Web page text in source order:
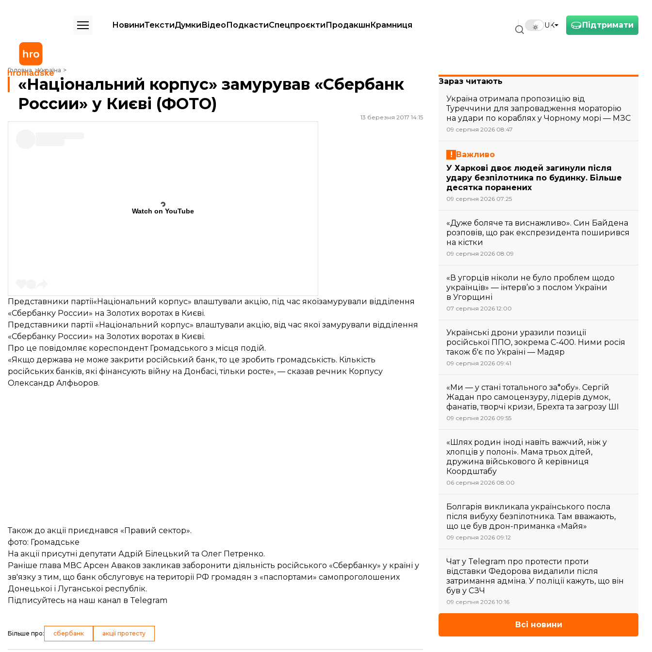
Підтримати
UK
НовиниТекстиДумкиВідеоПодкастиСпецпроєктиПродакшнКрамниця
Головна Україна
«Національний корпус» замурував «Сбербанк России» у Києві (ФОТО)
«Національний корпус» замурував «Сбербанк
России» у Києві (ФОТО)
13 березня 2017 14:15
Watch on YouTube
Представники партії«Національний корпус» влаштували акцію, під час якоїзамурували відділення
«Сбербанку России» на Золотих воротах в Києві.
Представники партії «Національний корпус» влаштували акцію, від час якої замурували відділення
«Сбербанку России» на Золотих воротах в Києві.
Про це повідомляє кореспондент Громадського з місця подій.
«Якщо держава не може закрити російський банк, то це зробить громадськість. Кількість
російських банків, які фінансують війну на Донбасі, тільки росте», — сказав речник Корпусу
Олександр Алфьоров.
Також до акції приєднався «Правий сектор».
фото: Громадське
На акції присутні депутати Адрій Білецький та Олег Петренко.
Раніше глава МВС Арсен Аваков закликав заборонити діяльність російського «Сбербанку» у країні у
зв'язку з тим, що банк обслуговує на території РФ громадян з «паспортами» самопроголошених
Донецької і Луганської республік.
Підписуйтесь на наш канал в Telegram
Більше про: сбербанк акції протесту
Зараз читають
Україна отримала пропозицію від
Туреччини для запровадження мораторію
на удари по кораблях у Чорному морі — МЗС
09 серпня 2026 08:47
Важливо
У Харкові двоє людей загинули після
удару безпілотника по будинку. Більше
десятка поранених
09 серпня 2026 07:25
«Дуже боляче та виснажливо». Син Байдена
розповів, що рак експрезидента поширився
на кістки
09 серпня 2026 08:09
«В угорців ніколи не було проблем щодо
українців» — інтерв’ю з послом України
в Угорщині
07 серпня 2026 12:00
Українські дрони уразили позиції
російської ППО, зокрема С-400. Ними росія
також б'є по Україні — Мадяр
09 серпня 2026 09:41
«Ми — у стані тотального за*обу». Сергій
Жадан про самоцензуру, лідерів думок,
фанатів, творчі кризи, Брехта та загрозу ШІ
09 серпня 2026 09:55
«Шлях родин іноді навіть важчий, ніж у
хлопців у полоні». Мама трьох дітей,
дружина військового й керівниця
Коордштабу
06 серпня 2026 08:00
Болгарія викликала українського посла
після вибуху безпілотника. Там вважають,
що це був дрон-приманка «Майя»
09 серпня 2026 09:12
Чат у Telegram про протести проти
відставки Федорова видалили після
затримання адміна. У по.ліції кажуть, що він
був у СЗЧ
09 серпня 2026 10:16
Всі новини